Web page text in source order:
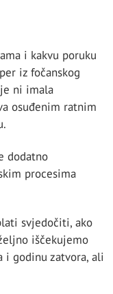
i kakvu poruku
iz fočanskog
ni imala
osuđenim ratnim
dodatno
procesima
svjedočiti, ako
iščekujemo
i godinu zatvora, ali